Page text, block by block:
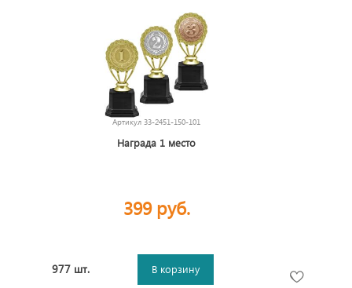
Артикул 33-2451-150-101
Награда 1 место
399 руб.
977 шт. В корзину